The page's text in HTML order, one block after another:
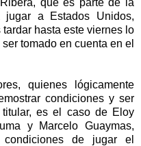
que es parte de la
a Estados Unidos,
hasta este viernes lo
tomado en cuenta en el
quienes lógicamente
condiciones y ser
es el caso de Eloy
y Marcelo Guaymas,
de jugar el